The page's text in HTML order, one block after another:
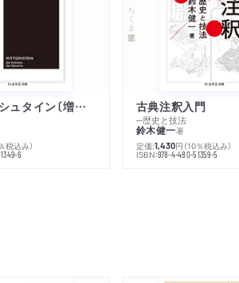
ウィトゲンシュタイン〔増補新版〕
税込み）
6
ちくま学芸文庫
古典注釈入門
─歴史と技法
鈴木健一著
定価:1,430円 （10％税込み）
ISBN:978-4-480-51359-5